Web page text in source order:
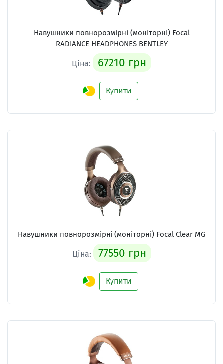
Навушники повнорозмірні (моніторні) Focal
RADIANCE HEADPHONES BENTLEY
Ціна: 67210 грн
Купити
Навушники повнорозмірні (моніторні) Focal Clear MG
Ціна: 77550 грн
Купити